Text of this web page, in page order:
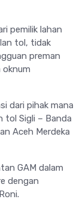
pemilik lahan
tol, tidak
preman
oknum
dari pihak mana
tol Sigli – Banda
Aceh Merdeka
GAM dalam
dengan